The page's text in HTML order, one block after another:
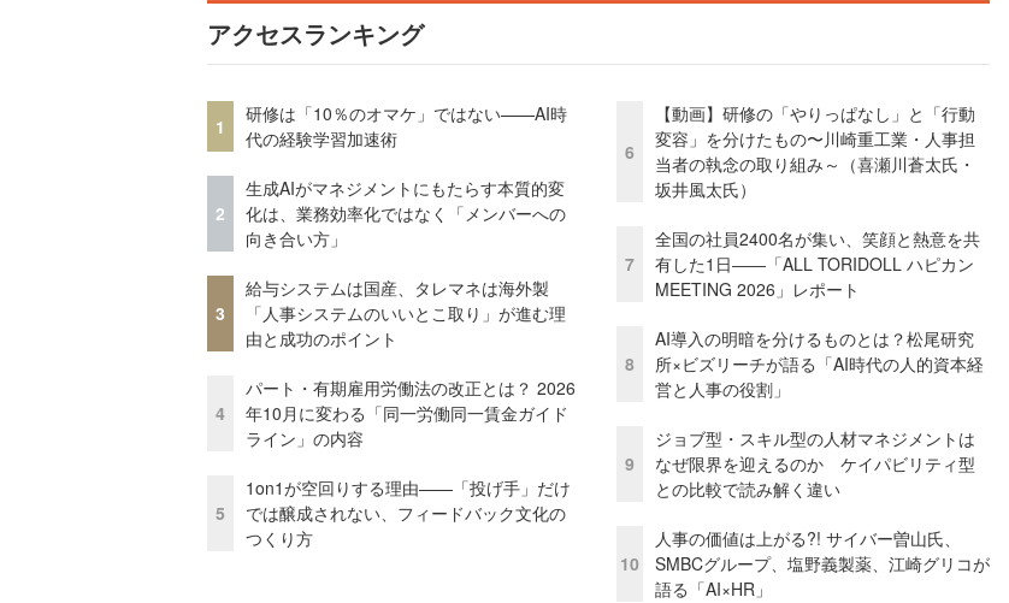
アクセスランキング
1
研修は「10％のオマケ」ではない——AI時
代の経験学習加速術
2
生成AIがマネジメントにもたらす本質的変
化は、業務効率化ではなく「メンバーへの
向き合い方」
3
給与システムは国産、タレマネは海外製
「人事システムのいいとこ取り」が進む理
由と成功のポイント
4
パート・有期雇用労働法の改正とは？ 2026
年10月に変わる「同一労働同一賃金ガイド
ライン」の内容
5
1on1が空回りする理由——「投げ手」だけ
では醸成されない、フィードバック文化の
つくり方
6
【動画】研修の「やりっぱなし」と「行動
変容」を分けたもの〜川崎重工業・人事担
当者の執念の取り組み～（喜瀬川蒼太氏・
坂井風太氏）
7
全国の社員2400名が集い、笑顔と熱意を共
有した1日――「ALL TORIDOLL ハピカン
MEETING 2026」レポート
8
AI導入の明暗を分けるものとは？松尾研究
所×ビズリーチが語る「AI時代の人的資本経
営と人事の役割」
9
ジョブ型・スキル型の人材マネジメントは
なぜ限界を迎えるのか ケイパビリティ型
との比較で読み解く違い
10
人事の価値は上がる?! サイバー曽山氏、
SMBCグループ、塩野義製薬、江崎グリコが
語る「AI×HR」